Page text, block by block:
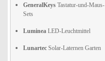
GeneralKeys Tastatur-und-Maus-
Sets
Luminea LED-Leuchtmittel
Lunartec Solar-Laternen Garten